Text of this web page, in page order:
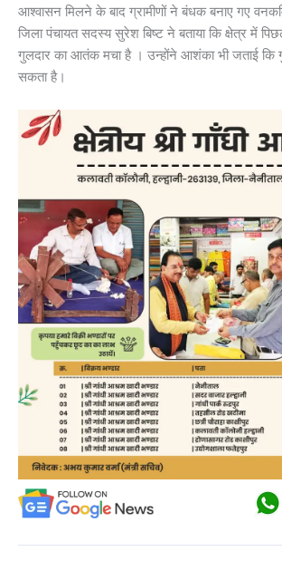
आश्वासन मिलने के बाद ग्रामीणों ने बंधक बनाए गए
जिला पंचायत सदस्य सुरेश बिष्ट ने बताया कि क्षेत्र में
गुलदार का आतंक मचा है । उन्होंने आशंका भी जताई कि
सकता है।